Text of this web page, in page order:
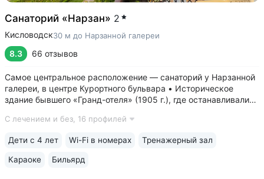
Санаторий «Нарзан» 2
Кисловодск30 м до Нарзанной галереи
8.3 66 отзывов
Самое центральное расположение — санаторий у Нарзанной
галереи, в центре Курортного бульвара • Историческое
здание бывшего «Гранд-отеля» (1905 г.), где останавливались
«Люкс», где жил В. В. Маяковский • Номера с балконами
С лечением и без, 16 профилей
Дети с 4 лет Wi-Fi в номерах Тренажерный зал
Караоке Бильярд